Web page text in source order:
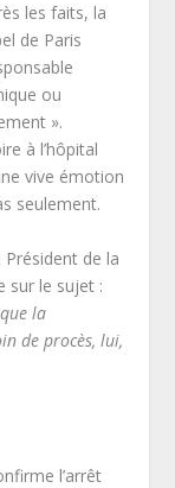
les faits, la
de Paris
ou
».
à l’hôpital
vive émotion
seulement.
Président de la
sur le sujet :
la
de procès, lui,
l’arrêt